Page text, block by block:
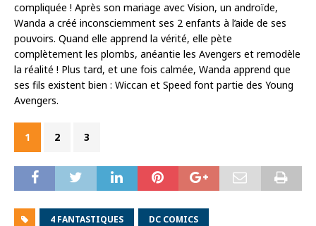
compliquée ! Après son mariage avec Vision, un androïde,
Wanda a créé inconsciemment ses 2 enfants à l’aide de ses
pouvoirs. Quand elle apprend la vérité, elle pète
complètement les plombs, anéantie les Avengers et remodèle
la réalité ! Plus tard, et une fois calmée, Wanda apprend que
ses fils existent bien : Wiccan et Speed font partie des Young
Avengers.
1 2 3
4 FANTASTIQUES DC COMICS